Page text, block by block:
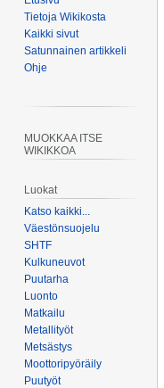
Tietoja Wikikosta
Kaikki sivut
Satunnainen artikkeli
Ohje
MUOKKAA ITSE
WIKIKKOA
Luokat
Katso kaikki...
Väestönsuojelu
SHTF
Kulkuneuvot
Puutarha
Luonto
Matkailu
Metallityöt
Metsästys
Moottoripyöräily
Puutyöt